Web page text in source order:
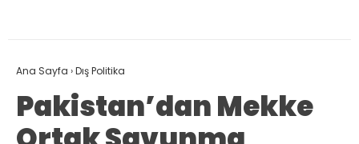
Ana Sayfa ›Dış Politika
Pakistan’dan Mekke